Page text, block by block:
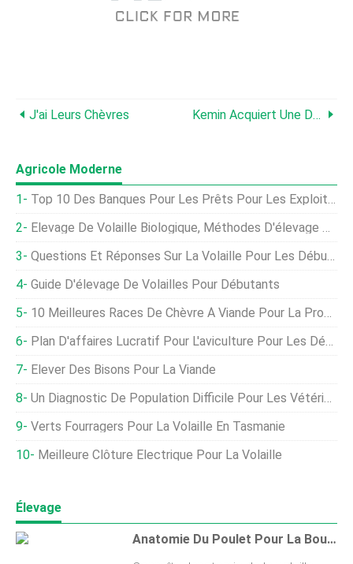
J'ai Leurs Chèvres Kemin Acquiert Une Demande De Brevet Pour Lutter Contre La Peste Porcine Africaine Dans Les Aliments Pour Animaux
Agricole Moderne
Top 10 Des Banques Pour Les Prêts Pour Les Exploitations Avicoles En Inde
Élevage De Volaille Biologique, Méthodes D'élevage Pour Les Débutants
Questions Et Réponses Sur La Volaille Pour Les Débutants
Guide D'élevage De Volailles Pour Débutants
10 Meilleures Races De Chèvre À Viande Pour La Production De Viande
Plan D'affaires Lucratif Pour L'aviculture Pour Les Débutants
Élever Des Bisons Pour La Viande
Un Diagnostic De Population Difficile Pour Les Vétérinaires Avicoles
Verts Fourragers Pour La Volaille En Tasmanie
Meilleure Clôture Électrique Pour La Volaille
Élevage
Anatomie Du Poulet Pour La Boucherie